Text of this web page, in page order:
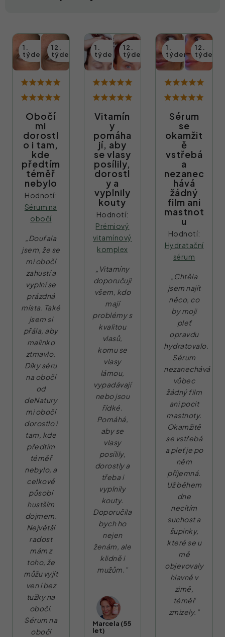
Obočí
mi
dorostl
o i tam,
kde
předtím
téměř
nebylo
Hodnotí:
Sérum na
obočí
„Doufala
jsem, že se
mi obočí
zahustí a
vyplní se
prázdná
místa. Také
jsem si
přála, aby
malinko
ztmavlo.
Díky séru
na obočí
od
deNatury
mi obočí
dorostlo i
tam, kde
předtím
téměř
nebylo, a
celkově
působí
hustším
dojmem.
Největší
radost
mám z
toho, že
můžu vyjít
ven i bez
tužky na
obočí.
Sérum na
obočí
Vitamín
y
pomáha
jí, aby
se vlasy
posílily,
dorostl
y a
vyplnily
kouty
Hodnotí:
Prémiový
vitamínový
komplex
„Vitamíny
doporučuji
všem, kdo
mají
problémy s
kvalitou
vlasů,
komu se
vlasy
lámou,
vypadávají
nebo jsou
řídké.
Pomáhá,
aby se
vlasy
posílily,
dorostly a
třeba i
vyplnily
kouty.
Doporučila
bych ho
nejen
ženám, ale
klidně i
mužům.”
Marcela (55
let)
Sérum
se
okamžit
ě
vstřebá
a
nezanec
hává
žádný
film ani
mastnot
u
Hodnotí:
Hydratační
sérum
„Chtěla
jsem najít
něco, co
by moji
pleť
opravdu
hydratovalo.
Sérum
nezanechává
vůbec
žádný film
ani pocit
mastnoty.
Okamžitě
se vstřebá
a pleť je po
něm
příjemná.
Už během
dne
necítím
suchost a
šupinky,
které se u
mě
objevovaly
hlavně v
zimě,
téměř
zmizely.”